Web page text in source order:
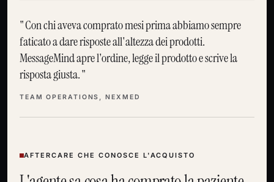
Con chi aveva comprato mesi prima abbiamo sempre
faticato a dare risposte all'altezza dei prodotti.
MessageMind apre l'ordine, legge il prodotto e scrive la
risposta giusta.
TEAM OPERATIONS, NEXMED
AFTERCARE CHE CONOSCE L'ACQUISTO